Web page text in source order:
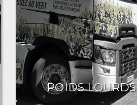
POIDS LOURDS